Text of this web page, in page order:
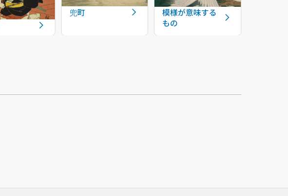
兜町
模様が意味する
もの